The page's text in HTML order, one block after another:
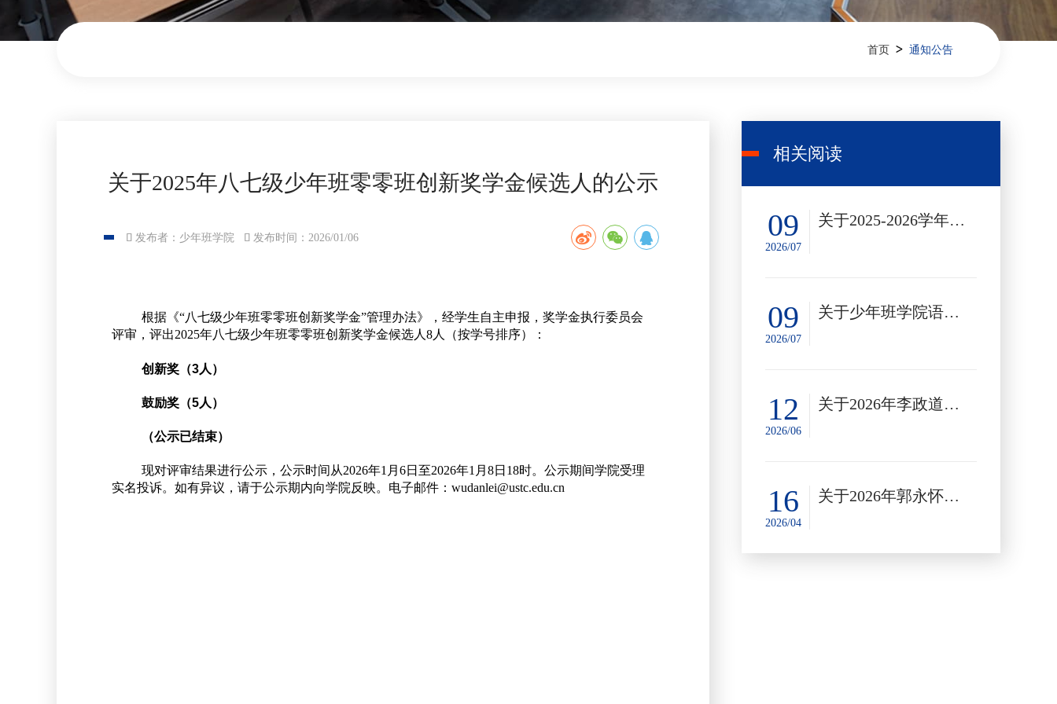
首页 > 通知公告
关于2025年八七级少年班零零班创新奖学金候选人的公示
 发布者：少年班学院  发布时间：2026/01/06
根据《“八七级少年班零零班创新奖学金”管理办法》，经学生自主申报，奖学金执行委员会
评审，评出2025年八七级少年班零零班创新奖学金候选人 8人（按学号排序）：
创新奖（3人）
鼓励奖（5人）
（公示已结束）
现对评审结果进行公示，公示时间从2026年1 月6日至2026年1 月8日 18时。公示期间学院受理
实名投诉。如有异议，请于公示期内向学院反映。电子邮件： wudanlei@ustc.edu.cn
相关阅读
09
2026/07
关于2025-2026学年攀登之星奖学金候选人的公示
09
2026/07
关于少年班学院语言类标化和学术类标化考试奖助学金（2026年春季学期）候选人的公示
12
2026/06
关于2026年李政道奖学金候选人的公示
16
2026/04
关于2026年郭永怀奖学金初评结果的公示